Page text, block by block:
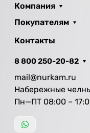
Компания
Покупателям
Контакты
8 800 250-20-82
mail@nurkam.ru
Набережные
Пн—ПТ 08:00 –